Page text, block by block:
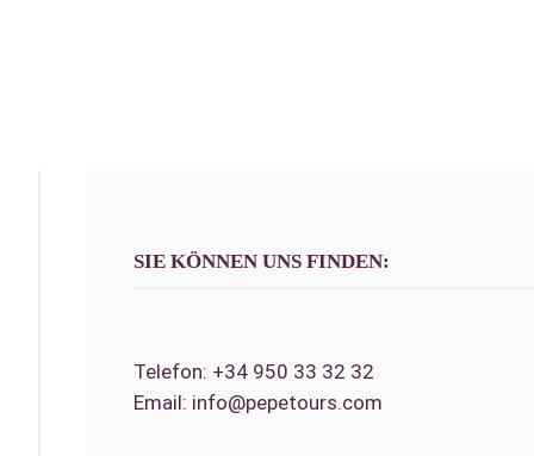
SIE KÖNNEN UNS FINDEN:
Telefon: +34 950 33 32 32
Email: info@pepetours.com